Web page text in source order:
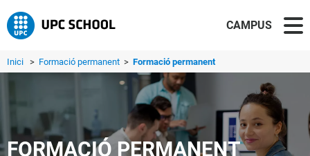
CAMPUS
Inici > Formació permanent > Formació permanent
FORMACIÓ PERMANENT